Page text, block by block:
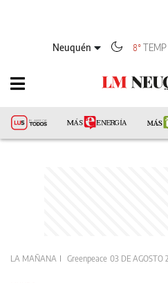
Neuquén 8° TEMP
LA MAÑANA Greenpeace 03 DE AGOSTO